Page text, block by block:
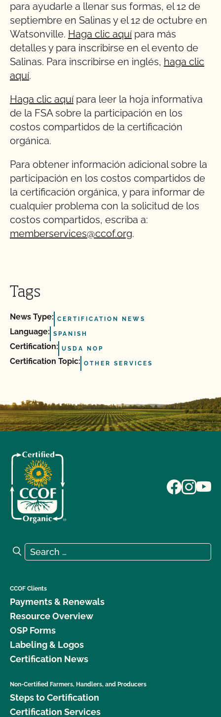
para ayudarle a llenar sus formas, el 12 de
septiembre en Salinas y el 12 de octubre en
Watsonville. Haga clic aquí para más
detalles y para inscribirse en el evento de
Salinas. Para inscribirse en inglés, haga clic
aquí.
Haga clic aquí para leer la hoja informativa
de la FSA sobre la participación en los
costos compartidos de la certificación
orgánica.
Para obtener información adicional sobre la
participación en los costos compartidos de
la certificación orgánica, y para informar de
cualquier problema con la solicitud de los
costos compartidos, escriba a:
memberservices@ccof.org.
Tags
News Type: CERTIFICATION NEWS
Language: SPANISH
Certification: USDA NOP
Certification Topic: OTHER SERVICES
Search for:
Search
CCOF Clients
Payments & Renewals
Resource Overview
OSP Forms
Labeling & Logos
Certification News
Non-Certified Farmers, Handlers, and Producers
Steps to Certification
Certification Services